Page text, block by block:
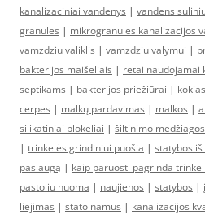
kanalizaciniai vandenys | vandens
granules | mikrogranules kanalizacijos
vamzdziu valiklis | vamzdziu valymui |
bakterijos maišeliais | retai naudojamai
septikams | bakterijos priežiūrai |
cerpes | malkų pardavimas | malkos |
silikatiniai blokeliai | šiltinimo medžiagos
| trinkelės grindiniui puošia | statybos
paslaugą | kaip paruosti pagrinda
pastoliu nuoma | naujienos | statybos |
liejimas | stato namus | kanalizacijos